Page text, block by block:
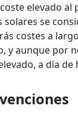
elevado al
solares se
costes a
y aunque por
a día de